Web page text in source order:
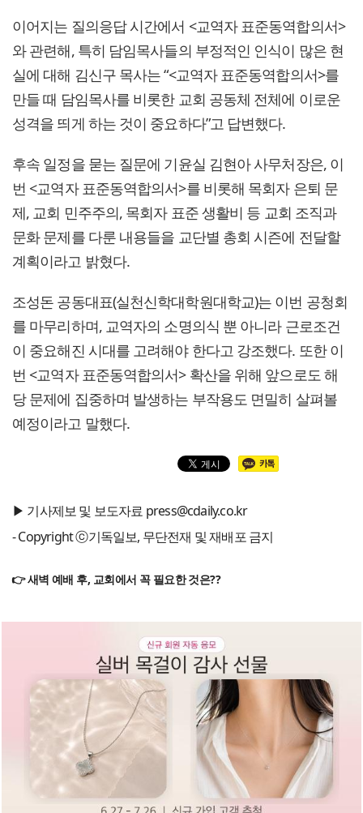
이어지는 질의응답 시간에서 <교역자 표준동역합의서>
와 관련해, 특히 담임목사들의 부정적인 인식이 많은 현
실에 대해 김신구 목사는 “<교역자 표준동역합의서>를
만들 때 담임목사를 비롯한 교회 공동체 전체에 이로운
성격을 띄게 하는 것이 중요하다”고 답변했다.
후속 일정을 묻는 질문에 기윤실 김현아 사무처장은, 이
번 <교역자 표준동역합의서>를 비롯해 목회자 은퇴 문
제, 교회 민주주의, 목회자 표준 생활비 등 교회 조직과
문화 문제를 다룬 내용들을 교단별 총회 시즌에 전달할
계획이라고 밝혔다.
조성돈 공동대표(실천신학대학원대학교)는 이번 공청회
를 마무리하며, 교역자의 소명의식 뿐 아니라 근로조건
이 중요해진 시대를 고려해야 한다고 강조했다. 또한 이
번 <교역자 표준동역합의서> 확산을 위해 앞으로도 해
당 문제에 집중하며 발생하는 부작용도 면밀히 살펴볼
예정이라고 말했다.
▶ 기사제보 및 보도자료 press@cdaily.co.kr
- Copyright ⓒ기독일보, 무단전재 및 재배포 금지
👉 새벽 예배 후, 교회에서 꼭 필요한 것은??